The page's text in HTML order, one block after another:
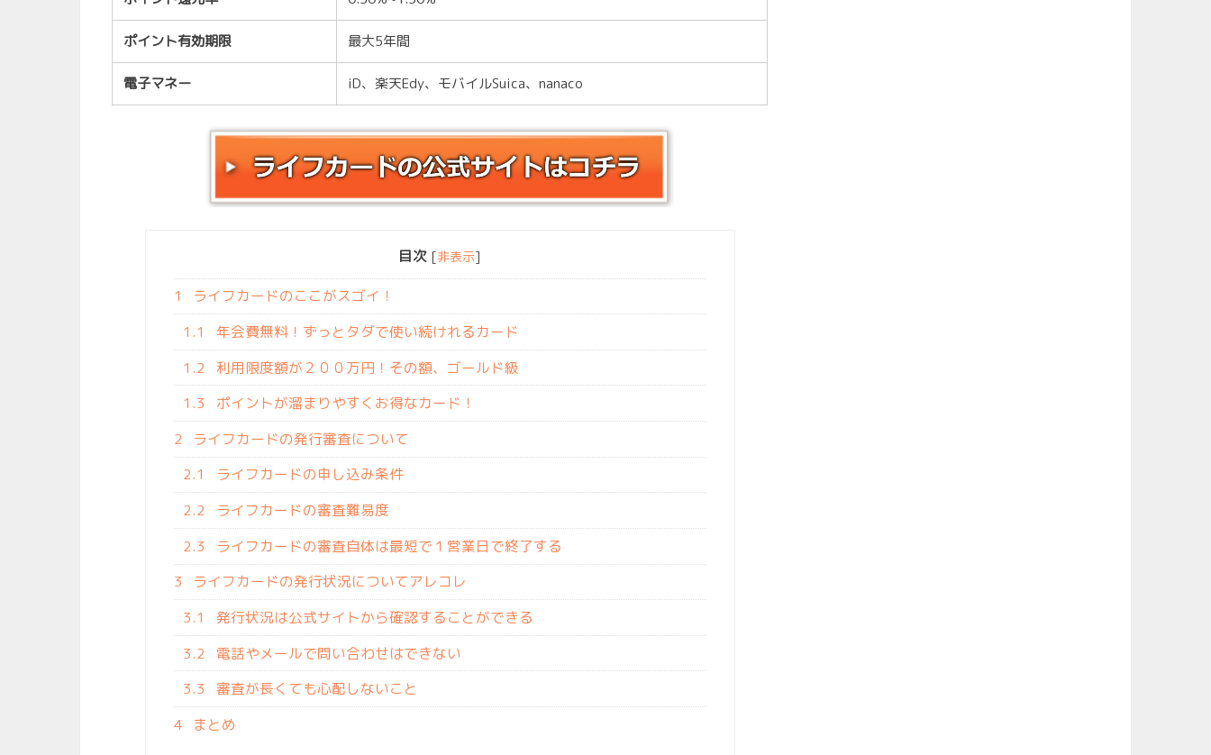
ポイント有効期限 最大5年間
電子マネー iD、楽天Edy、モバイルSuica、nanaco
目次 [非表示]
1
ライフカードのここがスゴイ！
1.1
年会費無料！ずっとタダで使い続けれるカード
1.2
利用限度額が２００万円！その額、ゴールド級
1.3
ポイントが溜まりやすくお得なカード！
2
ライフカードの発行審査について
2.1
ライフカードの申し込み条件
2.2
ライフカードの審査難易度
2.3
ライフカードの審査自体は最短で１営業日で終了する
3
ライフカードの発行状況についてアレコレ
3.1
発行状況は公式サイトから確認することができる
3.2
電話やメールで問い合わせはできない
3.3
審査が長くても心配しないこと
4
まとめ